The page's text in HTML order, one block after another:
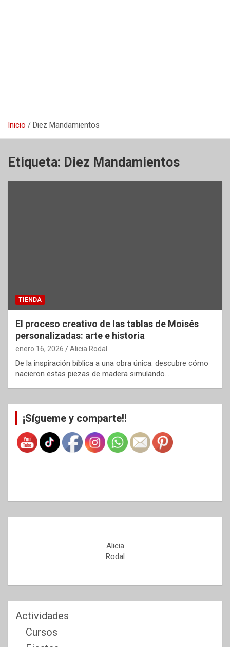
Inicio Diez Mandamientos
Etiqueta: Diez Mandamientos
TIENDA
El proceso creativo de las tablas de Moisés
personalizadas: arte e historia
enero 16, 2026 Alicia Rodal
De la inspiración bíblica a una obra única: descubre cómo
nacieron estas piezas de madera simulando…
¡Sígueme y comparte!!
Alicia
Rodal
Actividades
Cursos